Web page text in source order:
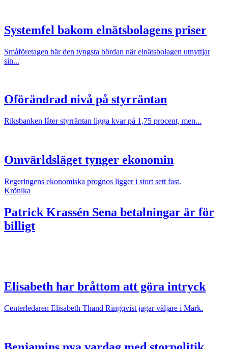
Systemfel bakom elnätsbolagens priser
Småföretagen bär den tyngsta bördan när elnätsbolagen utnyttjar
sin...
Oförändrad nivå på styrräntan
Riksbanken låter styrräntan ligga kvar på 1,75 procent, men...
Omvärldsläget tynger ekonomin
Regeringens ekonomiska prognos ligger i stort sett fast.
Krönika
Patrick Krassén Sena betalningar är för
billigt
Elisabeth har bråttom att göra intryck
Centerledaren Elisabeth Thand Ringqvist jagar väljare i Mark.